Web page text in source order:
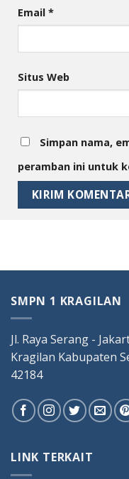
Email *
Situs Web
Simpan nama,
peramban ini untuk
SMPN 1 KRAGILAN
Jl. Raya Serang -
Kragilan Kabupaten
42184
LINK TERKAIT